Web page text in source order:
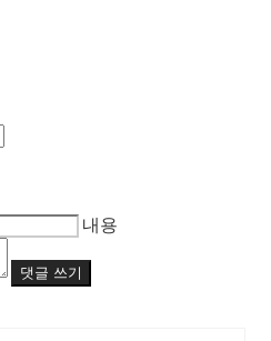
내용
댓글 쓰기